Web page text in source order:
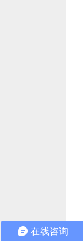
在线咨询